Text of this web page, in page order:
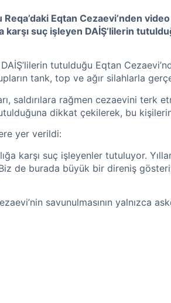
Eqtan Cezaevi’nden
karşı suç işleyen DAİŞ’lilerin
DAİŞ’lilerin tutulduğu Eqtan
tank, top ve ağır silahlarla
saldırılara rağmen cezaevini
dikkat çekilerek, bu
yer verildi:
karşı suç işleyenler tutuluyor.
de burada büyük bir direniş
savunulmasının yalnızca